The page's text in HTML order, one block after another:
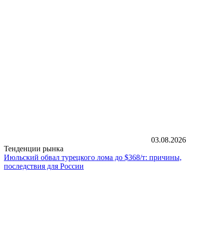
03.08.2026
Тенденции рынка
Июльский обвал турецкого лома до $368/т: причины,
последствия для России